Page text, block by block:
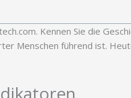
Kennen Sie die
Menschen führend ist.